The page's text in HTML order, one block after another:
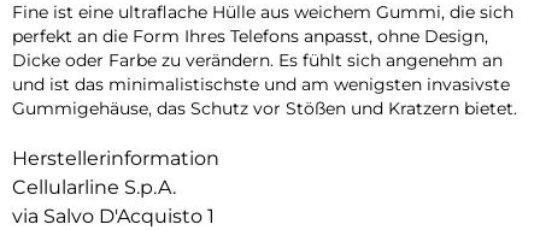
Fine ist eine ultraflache Hülle aus weichem Gummi, die sich
perfekt an die Form Ihres Telefons anpasst, ohne Design,
Dicke oder Farbe zu verändern. Es fühlt sich angenehm an
und ist das minimalistischste und am wenigsten invasivste
Gummigehäuse, das Schutz vor Stößen und Kratzern bietet.
Herstellerinformation
Cellularline S.p.A.
via Salvo D'Acquisto 1